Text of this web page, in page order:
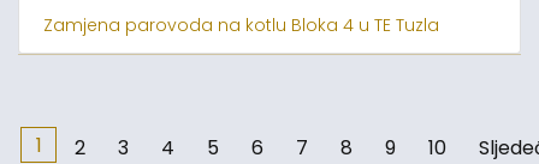
Zamjena parovoda na kotlu Bloka 4 u TE Tuzla
1 2 3 4 5 6 7 8 9 10